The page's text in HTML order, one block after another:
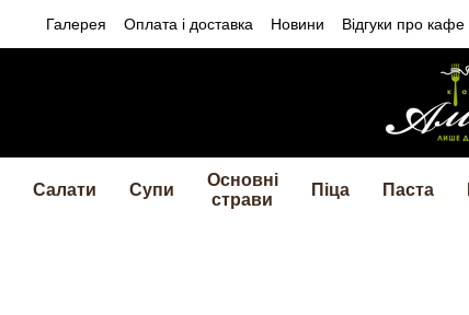
Галерея Оплата і доставка Новини Відгуки про кафе
Салати Супи
Основні
страви
Піца Паста